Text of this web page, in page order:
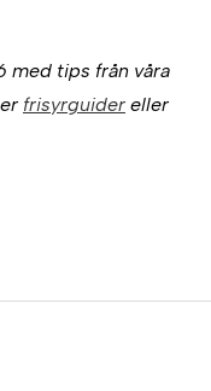
med tips från våra
frisyrguider eller